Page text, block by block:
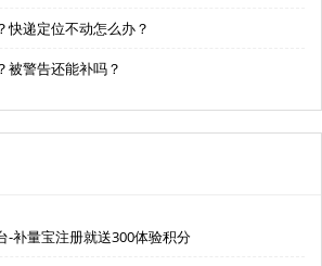
快递定位不动怎么办？
被警告还能补吗？
-补量宝注册就送300体验积分